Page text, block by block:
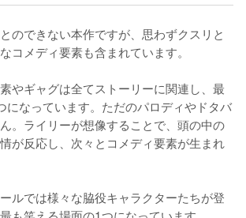
のできない本作ですが、思わずクスリと
コメディ要素も含まれています。
やギャグは全てストーリーに関連し、最
になっています。ただのパロディやドタバ
。ライリーが想像することで、頭の中の
が反応し、次々とコメディ要素が生まれ
ルでは様々な脇役キャラクターたちが登